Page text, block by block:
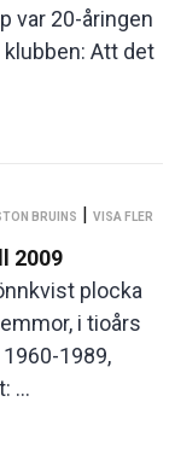
var 20-åringen
Att det
BRUINS | VISA FLER
2009
plocka
i tioårs
1989,
...